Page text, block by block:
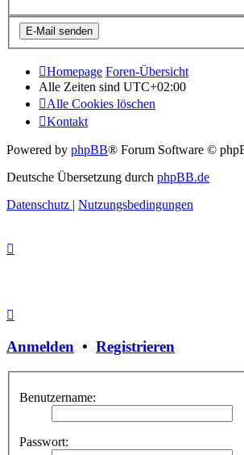
Homepage Foren-Übersicht
Alle Zeiten sind UTC+02:00
Alle Cookies löschen
Kontakt
Powered by phpBB® Forum Software ©
Deutsche Übersetzung durch phpBB.de
Datenschutz | Nutzungsbedingungen
Anmelden • Registrieren
Benutzername:
Passwort: